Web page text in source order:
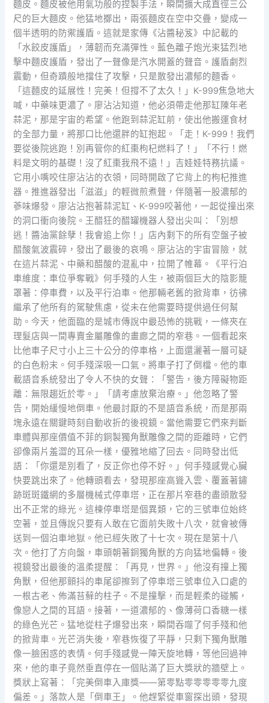
麵皮。麵皮被他用氣功般的捏製手法，瞬間擴大成直徑三公
尺的巨大麵皮。他猛地擲出，兩張麵皮在空中交疊，變成一
個半透明的防禦護盾。這就是家傳《沾醬秘笈》中記載的
「水餃皮護盾」，薄韌而充滿彈性。藍色離子炮光束猛烈地
擊中麵皮護盾，發出了一聲像是汽水開蓋的聲音。護盾劇烈
震動，但奇蹟般地擋住了攻擊，只是散發出濃郁的麵香。
「這麵皮的延展性！完美！但撐不了太久！」K-999焦急地大
喊，中藥味更濃了。廖沾沾知道，他必須帶走他那缸陳年老
蒜泥，那是宇宙的希望。他跑到蒜泥缸前，使出他搬運食材
的全部力量，將那口比他還胖的缸抱起。「走！K-999！我們
要從後院逃跑！別再管你的紅棗枸杞燃料了！」「不行！燃
料是文明的基礎！沒了紅棗我飛不遠！」吉娃娃特務抗議。
它用小嘴咬住廖沾沾的衣領，同時開啟了它背上的枸杞推進
器。推進器發出「滋滋」的輕微煎煮聲，伴隨著一股濃郁的
蔘味爆發。廖沾沾抱著蒜泥缸、K-999咬著他，一起從撞出來
的洞口衝向後院。王醋狂的醋罐機器人發出尖叫：「別想
逃！醬油黨餘孽！我會追上你！」店內剩下的所有空盤子被
醋酸氣波震碎，發出了最後的哀鳴。廖沾沾的宇宙冒險，就
在這片蒜泥、中藥和醋酸的混亂中，拉開了帷幕。《平行泊
車維度：車位爭奪戰》何手殘的人生，被兩個巨大的陰影籠
罩著：停車費，以及平行泊車。他那輛老舊的掀背車，彷彿
繼承了他所有的駕駛焦慮，從未在他需要時提供過任何幫
助。今天，他面臨的是城市傳說中最恐怖的挑戰，一條夾在
理髮店與一間專賣金屬雕像的畫廊之間的窄巷。一個看起來
比他車子尺寸小上三十公分的停車格，上面還灑著一層可疑
的白色粉末。何手殘深吸一口氣。將車子打了倒檔。他的車
載語音系統發出了令人不快的女聲：「警告，後方障礙物距
離：無限趨近於零。」「請考慮放棄治療。」他忽略了警
告，開始緩慢地倒車。他最討厭的不是語音系統，而是那兩
塊永遠在關鍵時刻自動收折的後視鏡。當他需要它們來判斷
車體與那座價值不菲的銅製獨角獸雕像之間的距離時，它們
卻像兩片羞澀的耳朵一樣，優雅地縮了回去。同時發出低
語：「你還是別看了，反正你也停不好。」何手殘感覺心臟
快要跳出來了。他轉頭看去，發現那座高聳入雲、覆蓋著鏽
跡斑斑鐵網的多層機械式停車塔，正在那片窄巷的盡頭散發
出不正常的綠光。這棟停車塔是個異類，它的三號車位始終
空著，並且傳說只要有人敢在它面前失敗十八次，就會被傳
送到一個泊車地獄。他已經失敗了十七次。現在是第十八
次。他打了方向盤，車頭朝著銅獨角獸的方向猛地偏轉。後
視鏡發出最後的溫柔提醒：「再見，世界。」他沒有撞上獨
角獸，但他那顫抖的車尾卻擦到了停車塔三號車位入口處的
一根古老、佈滿苔蘚的柱子。不是撞擊，而是輕柔的碰觸，
像戀人之間的耳語。接著，一道濃郁的、像薄荷口香糖一樣
的綠色光芒。猛地從柱子爆發出來，瞬間吞噬了何手殘和他
的掀背車。光芒消失後，窄巷恢復了平靜，只剩下獨角獸雕
像一臉困惑的表情。何手殘感覺一陣天旋地轉，等他回過神
來，他的車子竟然垂直停在一個貼滿了巨大獎狀的牆壁上。
獎狀上寫著：「完美倒車入庫獎——第零點零零零零零九度
偏差。」落款人是「倒車王」。他趕緊從車窗探出頭，發現